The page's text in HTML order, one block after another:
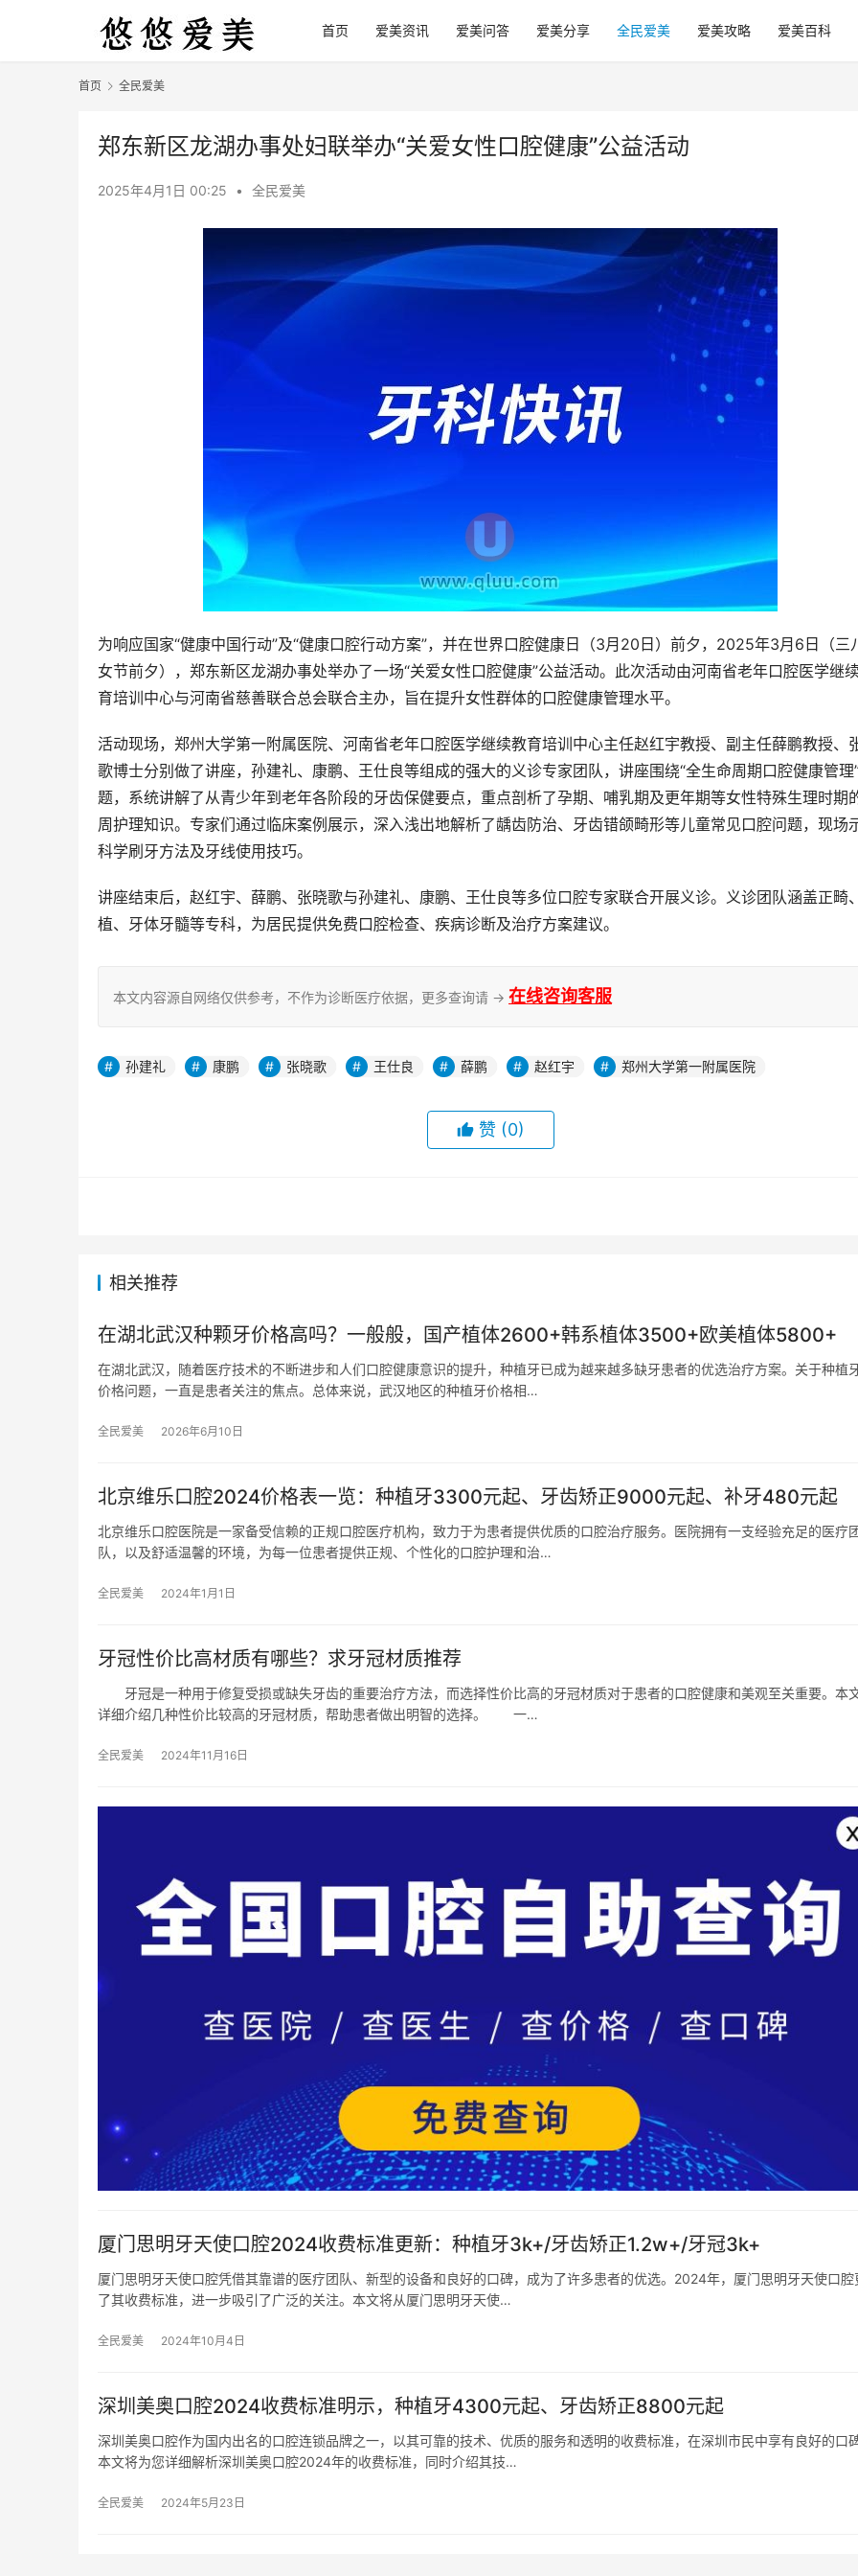
首页 爱美资讯 爱美问答 爱美分享 全民爱美 爱美攻略 爱美百科
首页 全民爱美
郑东新区龙湖办事处妇联举办“关爱女性口腔健康”公益活动
2025年4月1日 00:25 • 全民爱美
为响应国家“健康中国行动”及“健康口腔行动方案”，并在世界口腔健康日（3月20日）前夕，2025年3月6日（三
女节前夕），郑东新区龙湖办事处举办了一场“关爱女性口腔健康”公益活动。此次活动由河南省老年口腔医学继
育培训中心与河南省慈善联合总会联合主办，旨在提升女性群体的口腔健康管理水平。
活动现场，郑州大学第一附属医院、河南省老年口腔医学继续教育培训中心主任赵红宇教授、副主任薛鹏教授、
歌博士分别做了讲座，孙建礼、康鹏、王仕良等组成的强大的义诊专家团队，讲座围绕“全生命周期口腔健康管理
题，系统讲解了从青少年到老年各阶段的牙齿保健要点，重点剖析了孕期、哺乳期及更年期等女性特殊生理时期
周护理知识。专家们通过临床案例展示，深入浅出地解析了龋齿防治、牙齿错颌畸形等儿童常见口腔问题，现场
科学刷牙方法及牙线使用技巧。
讲座结束后，赵红宇、薛鹏、张晓歌与孙建礼、康鹏、王仕良等多位口腔专家联合开展义诊。义诊团队涵盖正畸
植、牙体牙髓等专科，为居民提供免费口腔检查、疾病诊断及治疗方案建议。
本文内容源自网络仅供参考，不作为诊断医疗依据，更多查询请 → 在线咨询客服
孙建礼 康鹏 张晓歌 王仕良 薛鹏 赵红宇 郑州大学第一附属医院
赞 (0)
相关推荐
在湖北武汉种颗牙价格高吗？一般般，国产植体2600+韩系植体3500+欧美植体5800+
在湖北武汉，随着医疗技术的不断进步和人们口腔健康意识的提升，种植牙已成为越来越多缺牙患者的优选治疗方案。关于种植
价格问题，一直是患者关注的焦点。总体来说，武汉地区的种植牙价格相…
全民爱美 2026年6月10日
北京维乐口腔2024价格表一览：种植牙3300元起、牙齿矫正9000元起、补牙480元起
北京维乐口腔医院是一家备受信赖的正规口腔医疗机构，致力于为患者提供优质的口腔治疗服务。医院拥有一支经验充足的医疗
队，以及舒适温馨的环境，为每一位患者提供正规、个性化的口腔护理和治…
全民爱美 2024年1月1日
牙冠性价比高材质有哪些？求牙冠材质推荐
牙冠是一种用于修复受损或缺失牙齿的重要治疗方法，而选择性价比高的牙冠材质对于患者的口腔健康和美观至关重要。本
详细介绍几种性价比较高的牙冠材质，帮助患者做出明智的选择。 一…
全民爱美 2024年11月16日
厦门思明牙天使口腔2024收费标准更新：种植牙3k+/牙齿矫正1.2w+/牙冠3k+
厦门思明牙天使口腔凭借其靠谱的医疗团队、新型的设备和良好的口碑，成为了许多患者的优选。2024年，厦门思明牙天使口腔
了其收费标准，进一步吸引了广泛的关注。本文将从厦门思明牙天使…
全民爱美 2024年10月4日
深圳美奥口腔2024收费标准明示，种植牙4300元起、牙齿矫正8800元起
深圳美奥口腔作为国内出名的口腔连锁品牌之一，以其可靠的技术、优质的服务和透明的收费标准，在深圳市民中享有良好的口碑
本文将为您详细解析深圳美奥口腔2024年的收费标准，同时介绍其技…
全民爱美 2024年5月23日